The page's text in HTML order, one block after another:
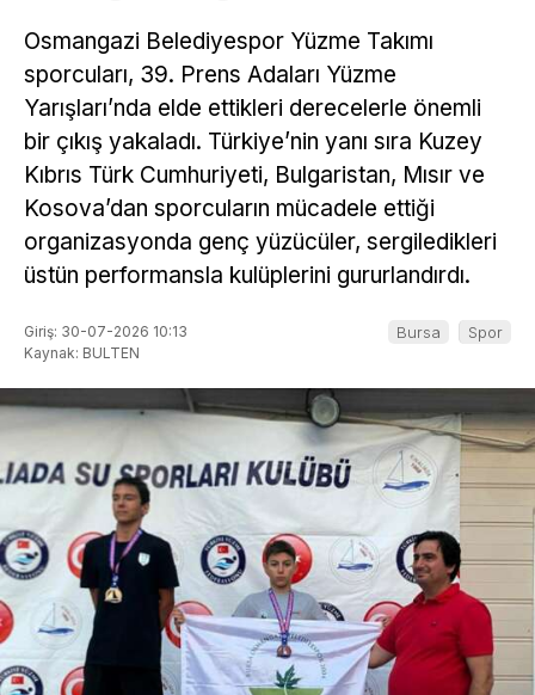
Osmangazi Belediyespor Yüzme Takımı
sporcuları, 39. Prens Adaları Yüzme
Yarışları’nda elde ettikleri derecelerle önemli
bir çıkış yakaladı. Türkiye’nin yanı sıra Kuzey
Kıbrıs Türk Cumhuriyeti, Bulgaristan, Mısır ve
Kosova’dan sporcuların mücadele ettiği
organizasyonda genç yüzücüler, sergiledikleri
üstün performansla kulüplerini gururlandırdı.
Giriş: 30-07-2026 10:13
Kaynak: BULTEN
Bursa Spor